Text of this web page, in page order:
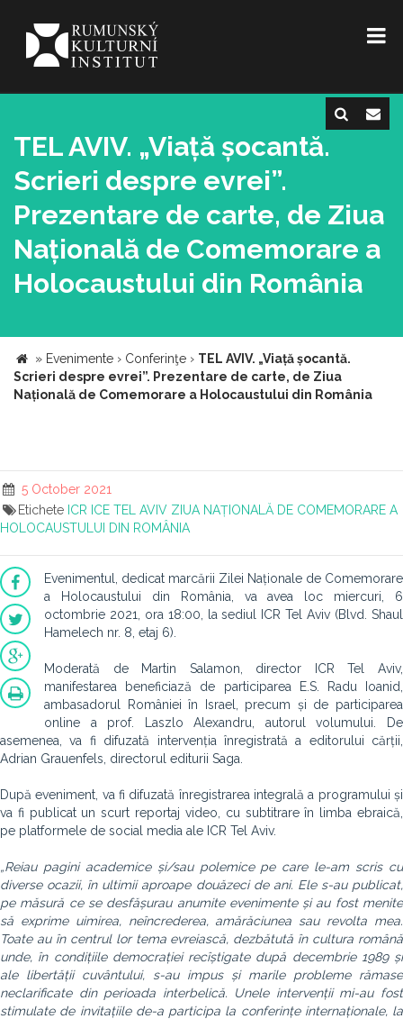
TEL AVIV. „Viață șocantă.
Scrieri despre evrei”.
Prezentare de carte, de Ziua
Națională de Comemorare a
Holocaustului din România
» Evenimente › Conferinţe › TEL AVIV. „Viață șocantă.
Scrieri despre evrei”. Prezentare de carte, de Ziua
Națională de Comemorare a Holocaustului din România
5 October 2021
Etichete ICR ICE TEL AVIV ZIUA NAȚIONALĂ DE COMEMORARE A
HOLOCAUSTULUI DIN ROMÂNIA
Evenimentul, dedicat marcării Zilei Naționale de Comemorare
a Holocaustului din România, va avea loc miercuri, 6
octombrie 2021, ora 18:00, la sediul ICR Tel Aviv (Blvd. Shaul
Hamelech nr. 8, etaj 6).
Moderată de Martin Salamon, director ICR Tel Aviv,
manifestarea beneficiază de participarea E.S. Radu Ioanid,
ambasadorul României în Israel, precum și de participarea
online a prof. Laszlo Alexandru, autorul volumului. De
asemenea, va fi difuzată intervenția înregistrată a editorului cărții,
Adrian Grauenfels, directorul editurii Saga.
După eveniment, va fi difuzată înregistrarea integrală a programului și
va fi publicat un scurt reportaj video, cu subtitrare în limba ebraică,
pe platformele de social media ale ICR Tel Aviv.
„Reiau pagini academice și/sau polemice pe care le-am scris cu
diverse ocazii, în ultimii aproape douăzeci de ani. Ele s-au publicat,
pe măsură ce se desfășurau anumite evenimente și au fost menite
să exprime uimirea, neîncrederea, amărăciunea sau revolta mea.
Toate au în centrul lor tema evreiască, dezbătută în cultura română
unde, în condițiile democrației recîștigate după decembrie 1989 și
ale libertății cuvântului, s-au impus și marile probleme rămase
neclarificate din perioada interbelică. Unele intervenții mi-au fost
stimulate de invitațiile de-a participa la conferințe internaționale, la